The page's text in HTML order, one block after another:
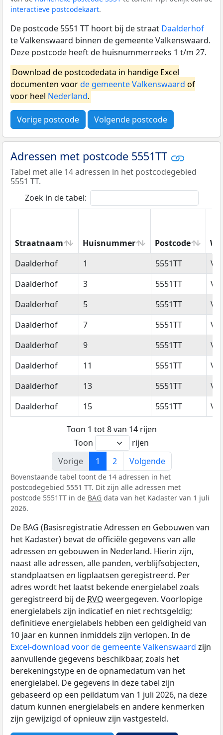
interactieve postcodekaart.
De postcode 5551 TT hoort bij de straat Daalderhof
te Valkenswaard binnen de gemeente Valkenswaard.
Deze postcode heeft de huisnummerreeks 1 t/m 27.
Download de postcodedata in handige Excel
documenten voorde gemeente Valkenswaard of
voor heel Nederland.
Vorige postcode Volgende postcode
Adressen met postcode 5551TT
Tabel met alle 14 adressen in het postcodegebied
5551 TT.
Zoek in de tabel:
Straatnaam Huisnummer Postcode
Straatnaam
Huisnummer Postcode
Daalderhof 1 5551TT
Daalderhof
3 5551TT
Daalderhof
5 5551TT
Daalderhof
7 5551TT
Daalderhof
9 5551TT
Daalderhof
11 5551TT
Daalderhof
13 5551TT
Daalderhof
15 5551TT
Toon 1 tot 8 van 14 rijen
Toon
rijen
Vorige
1 2 Volgende
Bovenstaande tabel toont de 14 adressen in het
postcodegebied 5551 TT. Dit zijn alle adressen met
postcode 5551TT in de BAG data van het Kadaster van 1 juli
2026.
De BAG (Basisregistratie Adressen en Gebouwen van
het Kadaster) bevat de officiële gegevens van alle
adressen en gebouwen in Nederland. Hierin zijn,
naast alle adressen, alle panden, verblijfsobjecten,
standplaatsen en ligplaatsen geregistreerd. Per
adres wordt het laatst bekende energielabel zoals
geregistreerd bij de RVO weergegeven. Voorlopige
energielabels zijn indicatief en niet rechtsgeldig;
definitieve energielabels hebben een geldigheid van
10 jaar en kunnen inmiddels zijn verlopen. In de
Excel-download voor de gemeente Valkenswaard zijn
aanvullende gegevens beschikbaar, zoals het
berekeningstype en de opnamedatum van het
energielabel. De gegevens in deze tabel zijn
gebaseerd op een peildatum van 1 juli 2026, na deze
datum kunnen energielabels en andere kenmerken
zijn gewijzigd of opnieuw zijn vastgesteld.